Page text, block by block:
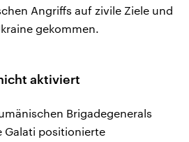
Angriffs auf zivile Ziele und
gekommen.
aktiviert
Brigadegenerals
Galati positionierte